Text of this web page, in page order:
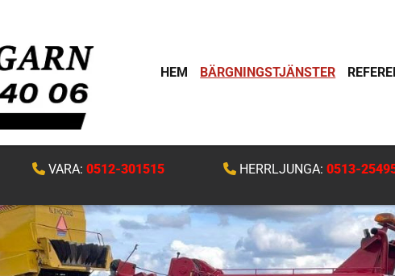
HEM BÄRGNINGSTJÄNSTER
 VARA: 0512-301515  HERRLJUNGA: 0513-